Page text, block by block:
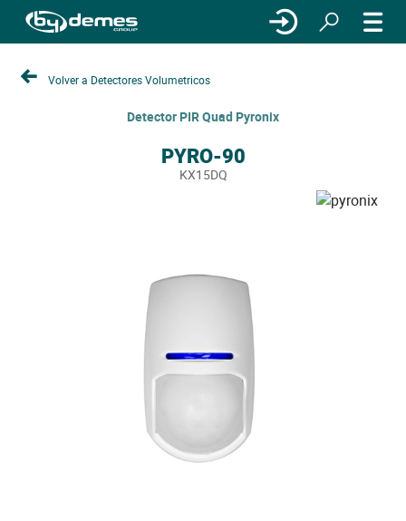
Volver a Detectores Volumetricos
Detector PIR Quad Pyronix
PYRO-90
KX15DQ